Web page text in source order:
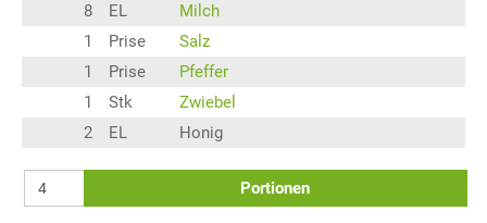
8
EL
Milch
1
Prise
Salz
1
Prise
Pfeffer
1
Stk
Zwiebel
2
EL Honig
Portionen